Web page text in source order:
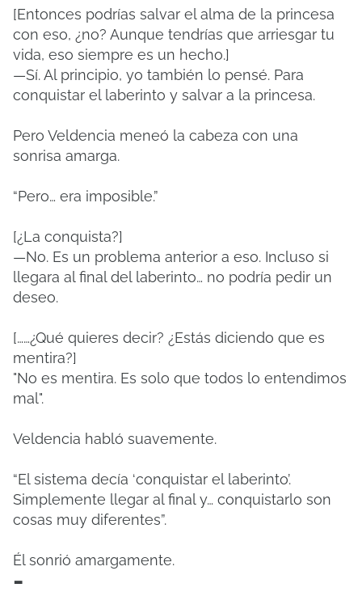
[Entonces podrías salvar el alma de la princesa
con eso, ¿no? Aunque tendrías que arriesgar tu
vida, eso siempre es un hecho.]
—Sí. Al principio, yo también lo pensé. Para
conquistar el laberinto y salvar a la princesa.
Pero Veldencia meneó la cabeza con una
sonrisa amarga.
“Pero… era imposible.”
[¿La conquista?]
—No. Es un problema anterior a eso. Incluso si
llegara al final del laberinto… no podría pedir un
deseo.
[……¿Qué quieres decir? ¿Estás diciendo que es
mentira?]
"No es mentira. Es solo que todos lo entendimos
mal".
Veldencia habló suavemente.
“El sistema decía ‘conquistar el laberinto’.
Simplemente llegar al final y… conquistarlo son
cosas muy diferentes”.
Él sonrió amargamente.
-